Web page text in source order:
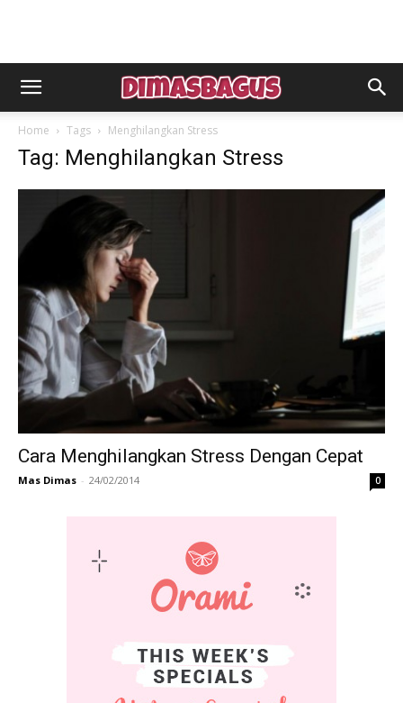
Home Tags Menghilangkan Stress
Tag: Menghilangkan Stress
Cara Menghilangkan Stress Dengan Cepat
Mas Dimas - 24/02/2014 0